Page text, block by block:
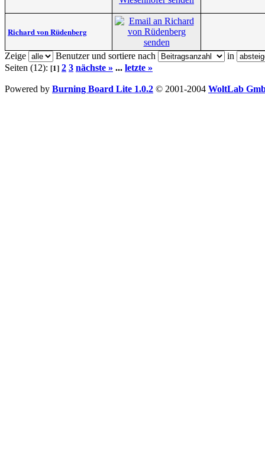
Richard von Rüdenberg
Zeige Benutzer und sortiere nach
in
Seiten (12): [1] 2 3 nächste » ... letzte »
Powered by Burning Board Lite 1.0.2 © 2001-2004 WoltLab